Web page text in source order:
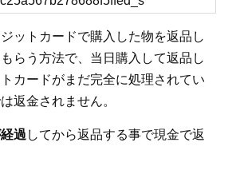
ットカードで購入した物を返品し
らう方法で、当日購入して返品し
カードがまだ完全に処理されてい
返金されません。
過 してから返品する事で現金で返